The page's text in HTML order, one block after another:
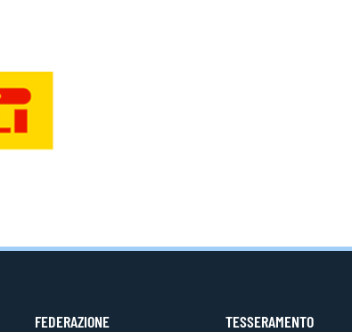
FEDERAZIONE TESSERAMENTO